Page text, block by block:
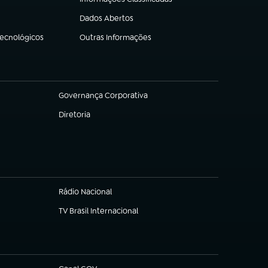
(abre em nova aba)
Dados Abertos
(abre em nova aba)
Outras Informações
(abre em nova aba)
Governança Corporativa
(abre em nova aba)
Diretoria
(abre em nova aba)
Rádio Nacional
TV Brasil Internacional
(abre em nova aba)